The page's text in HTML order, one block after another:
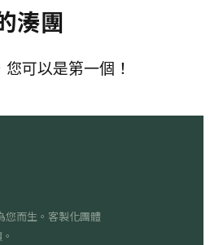
湊團
可以是第一個！
您而生。客製化團體